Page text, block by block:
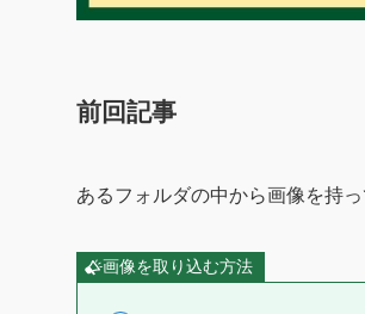
前回記事
あるフォルダの中から画像を持
画像を取り込む方法